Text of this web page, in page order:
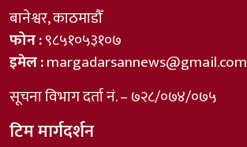
बानेश्वर, काठमाडौँ
फोन :९८५१०५३१०७
इमेल :margadarsannews@gmail.com
सूचना विभाग दर्ता नं. – ७२८/०७४/०७५
टिम मार्गदर्शन